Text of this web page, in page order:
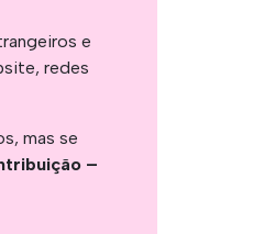
e
redes
mas se
–